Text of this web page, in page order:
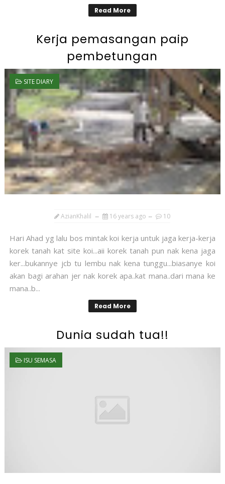
Read More
Kerja pemasangan paip
pembetungan
SITE DIARY
AzianKhalil 16 years ago 10
Hari Ahad yg lalu bos mintak koi kerja untuk jaga kerja-kerja
korek tanah kat site koi...aii korek tanah pun nak kena jaga
ker...bukannye jcb tu lembu nak kena tunggu...biasanye koi
akan bagi arahan jer nak korek apa..kat mana..dari mana ke
mana..b...
Read More
Dunia sudah tua!!
ISU SEMASA